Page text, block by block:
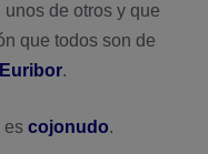
unos de otros y que
que todos son de
.
es cojonudo.